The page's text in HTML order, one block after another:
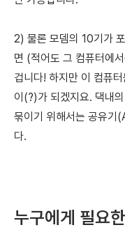
2) 물론 모뎀의 10기가
면 (적어도 그 컴퓨터에
겁니다! 하지만 이 컴퓨터
이(?)가 되겠지요. 댁내
묶이기 위해서는 공유기
다.
누구에게 필요